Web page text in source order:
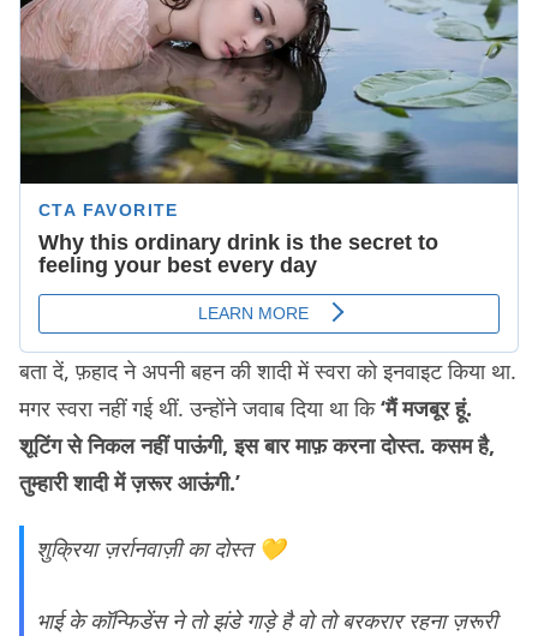
बता दें, फ़हाद ने अपनी बहन की शादी में स्वरा को इनवाइट किया था.
मगर स्वरा नहीं गई थीं. उन्होंने जवाब दिया था कि‘मैं मजबूर हूं.
शूटिंग से निकल नहीं पाऊंगी, इस बार माफ़ करना दोस्त. कसम है,
तुम्हारी शादी में ज़रूर आऊंगी.’
शुक्रिया ज़र्रानवाज़ी का दोस्त 💛
भाई के कॉन्फिडेंस ने तो झंडे गाड़े है वो तो बरकरार रहना ज़रूरी